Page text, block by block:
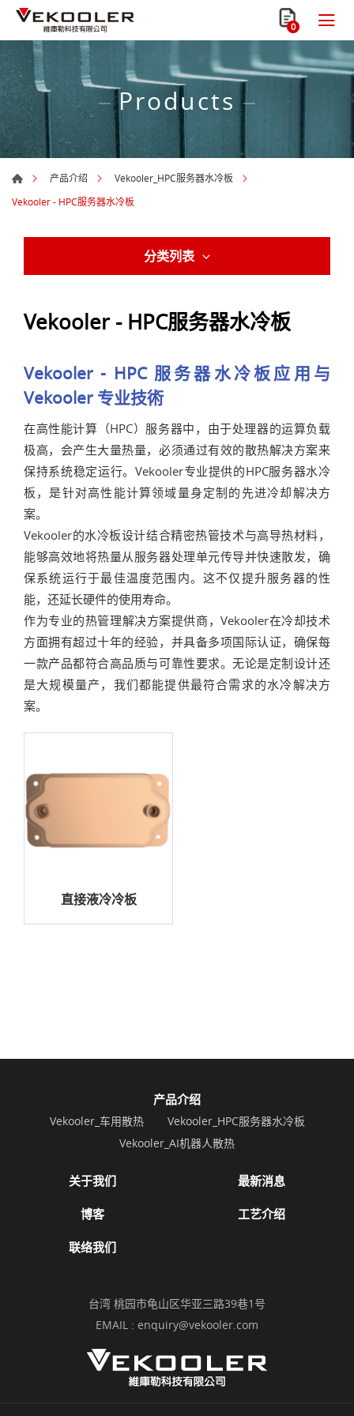
0
Products
产品介绍
Vekooler_HPC服务器水冷板
Vekooler - HPC服务器水冷板
分类列表
Vekooler - HPC服务器水冷板
Vekooler - HPC 服务器水冷板应用与
Vekooler 专业技術
在高性能计算（HPC）服务器中，由于处理器的运算负载
极高，会产生大量热量，必须通过有效的散热解决方案来
保持系统稳定运行。Vekooler专业提供的HPC服务器水冷
板，是针对高性能计算领域量身定制的先进冷却解决方
案。
Vekooler的水冷板设计结合精密热管技术与高导热材料，
能够高效地将热量从服务器处理单元传导并快速散发，确
保系统运行于最佳温度范围内。这不仅提升服务器的性
能，还延长硬件的使用寿命。
作为专业的热管理解决方案提供商，Vekooler在冷却技术
方面拥有超过十年的经验，并具备多项国际认证，确保每
一款产品都符合高品质与可靠性要求。无论是定制设计还
是大规模量产，我们都能提供最符合需求的水冷解决方
案。
直接液冷冷板
产品介绍
Vekooler_车用散热
Vekooler_HPC服务器水冷板
Vekooler_AI机器人散热
关于我们 最新消息
博客 工艺介绍
联络我们
台湾 桃园市龟山区华亚三路39巷1号
EMAIL : enquiry@vekooler.com